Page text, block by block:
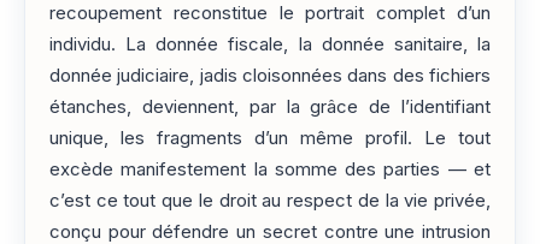
recoupement reconstitue le portrait complet d’un
individu. La donnée fiscale, la donnée sanitaire, la
donnée judiciaire, jadis cloisonnées dans des fichiers
étanches, deviennent, par la grâce de l’identifiant
unique, les fragments d’un même profil. Le tout
excède manifestement la somme des parties — et
c’est ce tout que le droit au respect de la vie privée,
conçu pour défendre un secret contre une intrusion